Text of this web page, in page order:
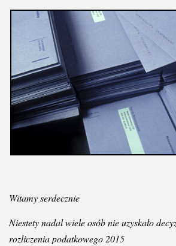
Witamy serdecznie
Niestety nadal wiele osób nie uzyskało
rozliczenia podatkowego 2015